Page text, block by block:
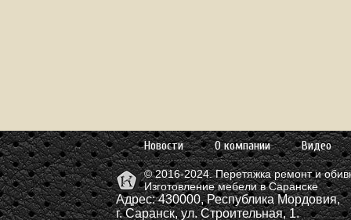
Новости О компании Видео
© 2016-2024. Перетяжка ремонт и
Изготовление мебели в Саранске
Адрес:430000, Республика Мордовия,
г. Саранск, ул. Строительная, 1.